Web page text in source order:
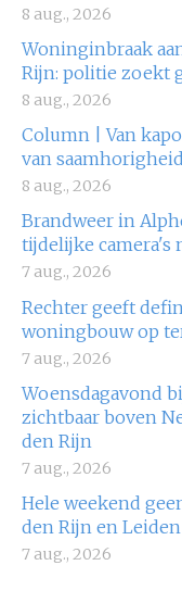
8 aug., 2026
Woninginbraak
Rijn: politie zoekt
8 aug., 2026
Column | Van
van saamhorigheid
8 aug., 2026
Brandweer in
tijdelijke camera's
7 aug., 2026
Rechter geeft
woningbouw op
7 aug., 2026
Woensdagavond
zichtbaar boven
den Rijn
7 aug., 2026
Hele weekend
den Rijn en
7 aug., 2026